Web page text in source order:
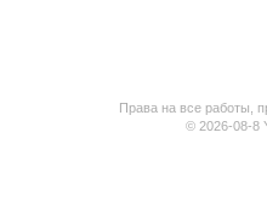
Права на все работы,
© 2026-08-8